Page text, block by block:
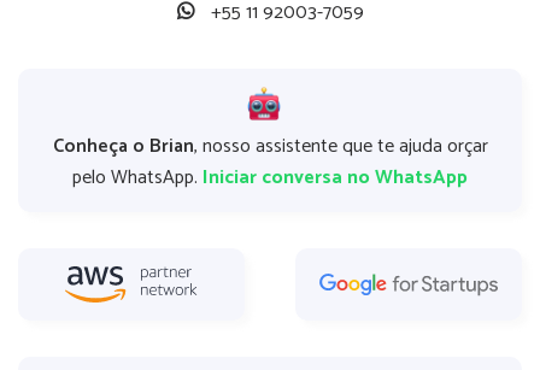
+55 11 92003-7059
Conheça o Brian, nosso assistente que te ajuda orçar
pelo WhatsApp. Iniciar conversa no WhatsApp